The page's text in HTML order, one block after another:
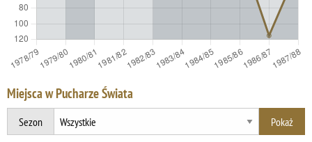
Miejsca w Pucharze Świata
Sezon